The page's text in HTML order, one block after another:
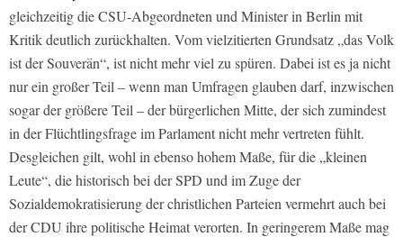
gleichzeitig die CSU-Abgeordneten und Minister in Berlin mit
Kritik deutlich zurückhalten. Vom vielzitierten Grundsatz „das Volk
ist der Souverän“, ist nicht mehr viel zu spüren. Dabei ist es ja nicht
nur ein großer Teil – wenn man Umfragen glauben darf, inzwischen
sogar der größere Teil – der bürgerlichen Mitte, der sich zumindest
in der Flüchtlingsfrage im Parlament nicht mehr vertreten fühlt.
Desgleichen gilt, wohl in ebenso hohem Maße, für die „kleinen
Leute“, die historisch bei der SPD und im Zuge der
Sozialdemokratisierung der christlichen Parteien vermehrt auch bei
der CDU ihre politische Heimat verorten. In geringerem Maße mag